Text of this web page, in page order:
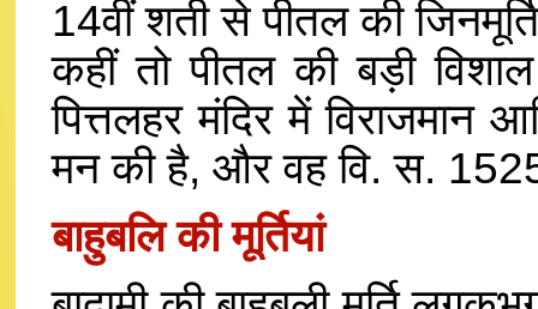
14वीं शती से पीतल की
कहीं तो पीतल की बड़ी
पित्तलहर मंदिर में विराजमान
मन की है, और वह वि. स.
बाहुबलि की मूर्तियां